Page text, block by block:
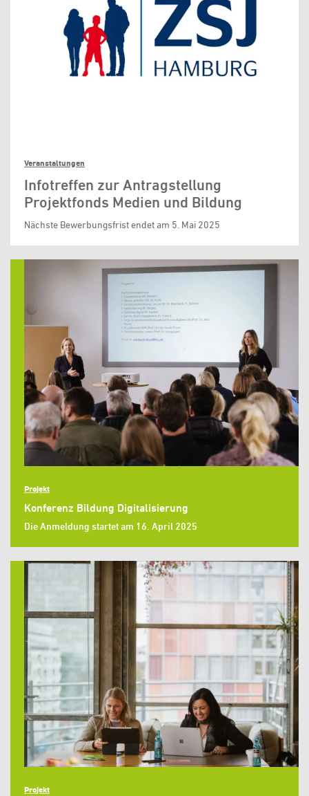
Veranstaltungen
Infotreffen zur Antragstellung
Projektfonds Medien und Bildung
Nächste Bewerbungsfrist endet am 5. Mai 2025
Projekt
Konferenz Bildung Digitalisierung
Die Anmeldung startet am 16. April 2025
Projekt